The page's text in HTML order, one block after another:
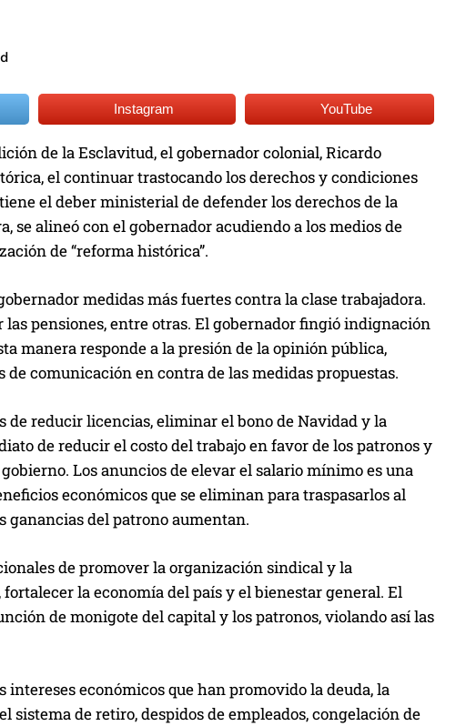
Instagram YouTube
de la Esclavitud, el gobernador colonial, Ricardo
el continuar trastocando los derechos y condiciones
el deber ministerial de defender los derechos de la
se alineó con el gobernador acudiendo a los medios de
de “reforma histórica”.
medidas más fuertes contra la clase trabajadora.
pensiones, entre otras. El gobernador fingió indignación
manera responde a la presión de la opinión pública,
comunicación en contra de las medidas propuestas.
de reducir licencias, eliminar el bono de Navidad y la
de reducir el costo del trabajo en favor de los patronos y
Los anuncios de elevar el salario mínimo es una
económicos que se eliminan para traspasarlos al
ganancias del patrono aumentan.
de promover la organización sindical y la
la economía del país y el bienestar general. El
de monigote del capital y los patronos, violando así las
económicos que han promovido la deuda, la
de retiro, despidos de empleados, congelación de